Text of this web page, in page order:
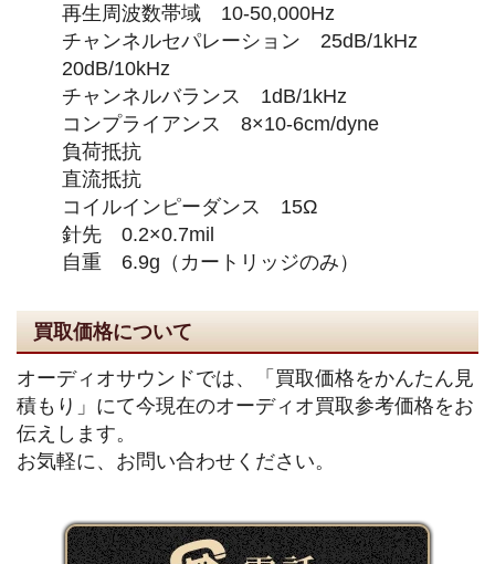
再生周波数帯域 10-50,000Hz
チャンネルセパレーション 25dB/1kHz
20dB/10kHz
チャンネルバランス 1dB/1kHz
コンプライアンス 8×10-6cm/dyne
負荷抵抗
直流抵抗
コイルインピーダンス 15Ω
針先 0.2×0.7mil
自重 6.9g（カートリッジのみ）
買取価格について
オーディオサウンドでは、「買取価格をかんたん見
積もり」にて今現在のオーディオ買取参考価格をお
伝えします。
お気軽に、お問い合わせください。